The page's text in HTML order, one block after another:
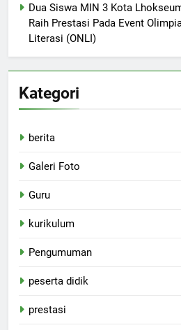
Dua Siswa MIN 3 Kota
Raih Prestasi Pada Event
Literasi (ONLI)
Kategori
berita
Galeri Foto
Guru
kurikulum
Pengumuman
peserta didik
prestasi